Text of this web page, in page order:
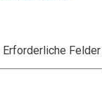
Erforderliche